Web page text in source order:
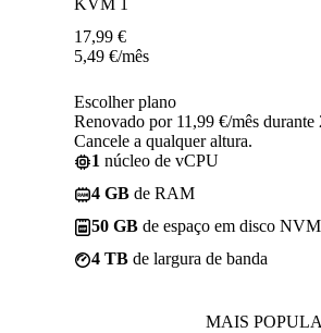
KVM 1
17,99 €
5,49 €/mês
Escolher plano
Renovado por 11,99 €/mês durante
Cancele a qualquer altura.
1 núcleo de vCPU
4 GB de RAM
50 GB de espaço em disco
4 TB de largura de banda
MAIS